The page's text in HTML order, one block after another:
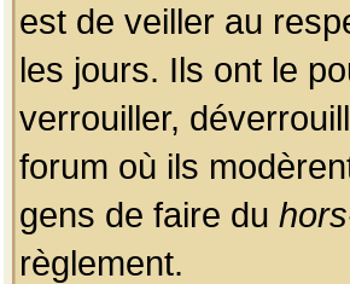
est de veiller au
les jours. Ils ont le
verrouiller,
forum où ils
gens de faire du
règlement.